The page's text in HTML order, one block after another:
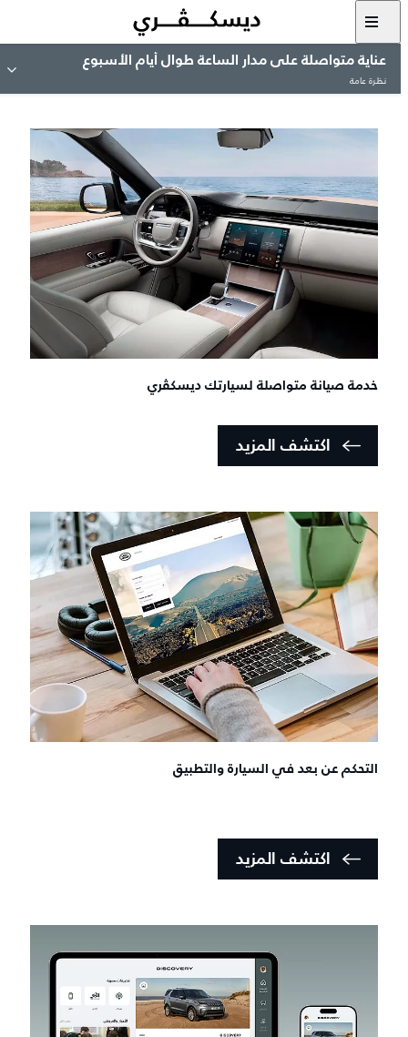
عناية متواصلة على مدار الساعة طوال أيام الأسبوع
نظرة عامة
خدمة صيانة متواصلة لسيارتك ديسكڤري
اكتشف المزيد
التحكم عن بعد في السيارة والتطبيق
اكتشف المزيد